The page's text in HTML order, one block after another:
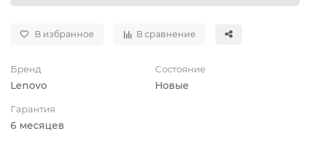
В избранное В сравнение
Бренд
Lenovo
Состояние
Новые
Гарантия
6 месяцев